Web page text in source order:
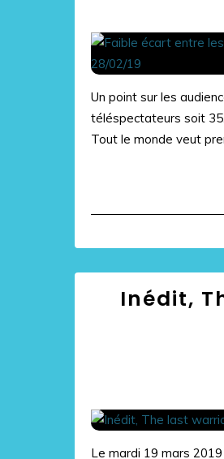
Un point sur les
téléspectateurs soit
Tout le monde veut
Inédit,
Le mardi 19 mars